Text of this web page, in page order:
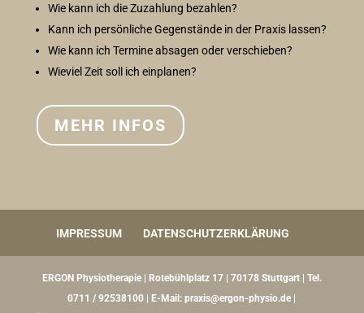
Wie kann ich die Zuzahlung bezahlen?
Kann ich persönliche Gegenstände in der Praxis lassen?
Wie kann ich Termine absagen oder verschieben?
Wieviel Zeit soll ich einplanen?
MEHR INFOS
IMPRESSUM DATENSCHUTZERKLÄRUNG
ERGON Physiotherapie | Rotebühlplatz 17 | 70178 Stuttgart | Tel.
0711 / 92538100 |
E-Mail: praxis@ergon-physio.de